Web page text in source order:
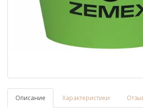
Описание Характеристики